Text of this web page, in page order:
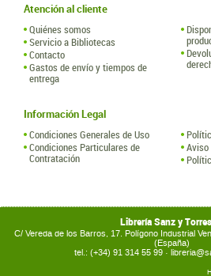
Atención al cliente
Quiénes somos
Servicio a Bibliotecas
Contacto
Gastos de envío y tiempos de
entrega
Información Legal
Condiciones Generales de Uso
Condiciones Particulares de
Contratación
Aviso
Librería Sanz y
C/ Vereda de los Barros, 17. Polígono Industrial
(España)
tel.: (+34) 91 314 55 99 ·